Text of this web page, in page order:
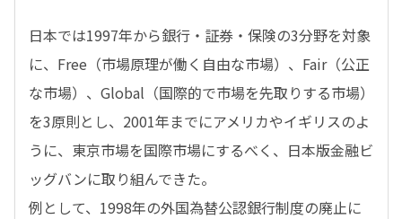
日本では1997年から銀行・証券・保険の3分野を対象
に、Free（市場原理が働く自由な市場）、Fair（公正
な市場）、Global（国際的で市場を先取りする市場）
を3原則とし、2001年までにアメリカやイギリスのよ
うに、東京市場を国際市場にするべく、日本版金融ビ
ッグバンに取り組んできた。
例として、1998年の外国為替公認銀行制度の廃止に